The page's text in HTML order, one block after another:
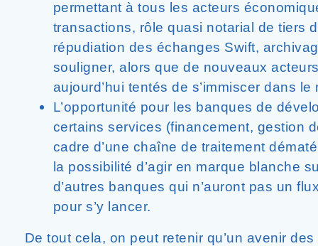
permettant à tous les acteurs
transactions, rôle quasi notarial de tiers
répudiation des échanges Swift,
souligner, alors que de nouveaux
aujourd’hui tentés de s’immiscer dans
L’opportunité pour les banques de
certains services (financement, gestion
cadre d’une chaîne de traitement
la possibilité d’agir en marque blanche
d’autres banques qui n’auront pas un
pour s’y lancer.
De tout cela, on peut retenir qu’un avenir